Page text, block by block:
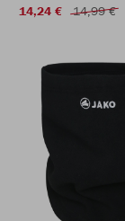
14,24 €
14,99 €